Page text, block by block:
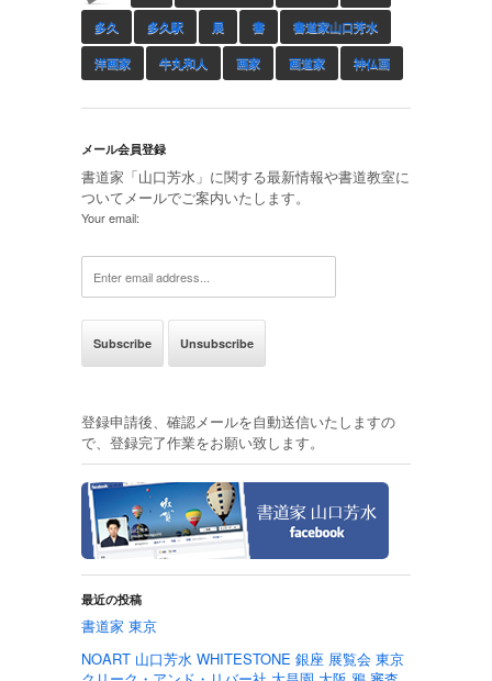
多久 多久駅 展 書 書道家山口芳水
洋画家 牛丸和人 画家 画道家 神仏画
メール会員登録
書道家「山口芳水」に関する最新情報や書道教室に
ついてメールでご案内いたします。
Your email:
登録申請後、確認メールを自動送信いたしますの
で、登録完了作業をお願い致します。
最近の投稿
書道家 東京
NOART 山口芳水 WHITESTONE 銀座 展覧会 東京